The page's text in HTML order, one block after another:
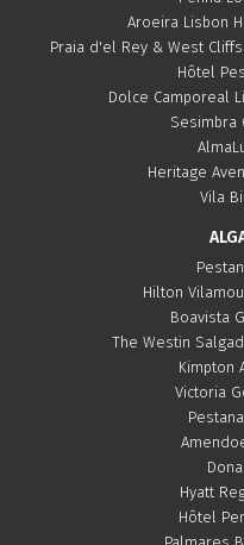
Aroeira Lisbon
Praia d'el Rey & West
Hôtel
Dolce Camporeal
Sesimbra
Heritage
Vila
Hilton
Boavista
The Westin
Kimpton
Victoria
Hyatt
Hôtel